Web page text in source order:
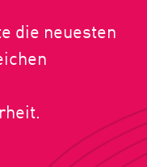
die neuesten